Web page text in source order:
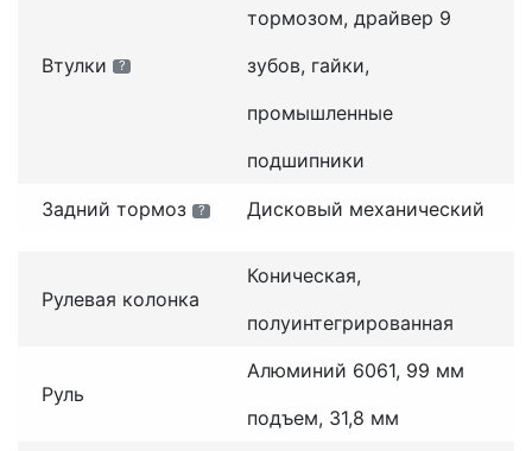
Втулки ?
тормозом, драйвер 9
зубов, гайки,
промышленные
подшипники
Задний тормоз ? Дисковый механический
Рулевая колонка
Коническая,
полуинтегрированная
Руль
Алюминий 6061, 99 мм
подъем, 31,8 мм